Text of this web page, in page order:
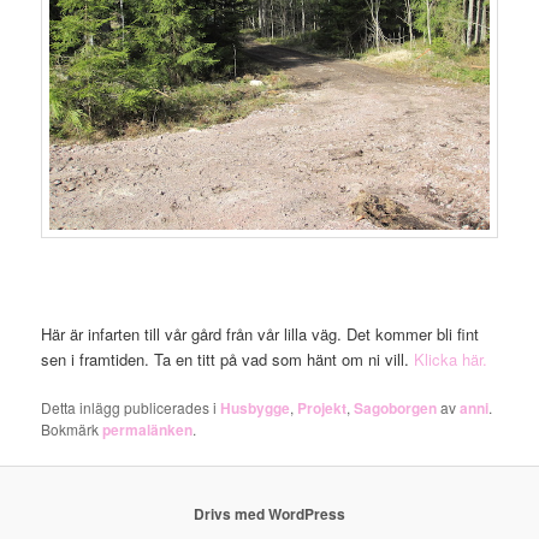
Här är infarten till vår gård från vår lilla väg. Det kommer bli fint
sen i framtiden. Ta en titt på vad som hänt om ni vill. Klicka här.
Detta inlägg publicerades i Husbygge, Projekt,Sagoborgenavanni.
Bokmärkpermalänken.
Drivs med WordPress